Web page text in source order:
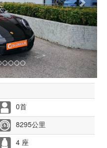
0首
8295公里
4 座